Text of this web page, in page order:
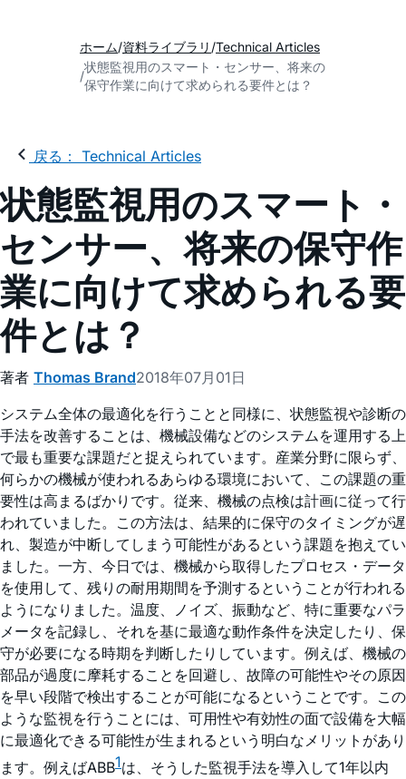
ホーム 資料ライブラリ Technical Articles
状態監視用のスマート・センサー、将来の
保守作業に向けて求められる要件とは？
戻る： Technical Articles
状態監視用のスマート・
センサー、将来の保守作
業に向けて求められる要
件とは？
著者 Thomas Brand2018年07月01日
システム全体の最適化を行うことと同様に、状態監視や診断の
手法を改善することは、機械設備などのシステムを運用する上
で最も重要な課題だと捉えられています。産業分野に限らず、
何らかの機械が使われるあらゆる環境において、この課題の重
要性は高まるばかりです。従来、機械の点検は計画に従って行
われていました。この方法は、結果的に保守のタイミングが遅
れ、製造が中断してしまう可能性があるという課題を抱えてい
ました。一方、今日では、機械から取得したプロセス・データ
を使用して、残りの耐用期間を予測するということが行われる
ようになりました。温度、ノイズ、振動など、特に重要なパラ
メータを記録し、それを基に最適な動作条件を決定したり、保
守が必要になる時期を判断したりしています。例えば、機械の
部品が過度に摩耗することを回避し、故障の可能性やその原因
を早い段階で検出することが可能になるということです。この
ような監視を行うことには、可用性や有効性の面で設備を大幅
に最適化できる可能性が生まれるという明白なメリットがあり
ます。例えばABB1は、そうした監視手法を導入して1年以内